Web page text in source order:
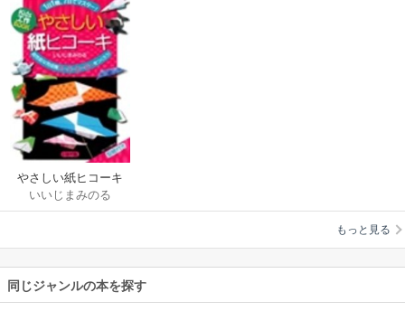
やさしい紙ヒコーキ
いいじまみのる
もっと見る
同じジャンルの本を探す